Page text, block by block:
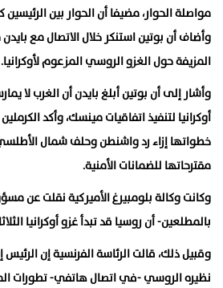
مواصلة الحوار، مضيفا أن الحوار بين الرئيسين
وأضاف أن بوتين استنكر خلال الاتصال مع
المزيفة حول الغزو الروسي المزعوم لأوكرانيا.
وأشار إلى أن بوتين أبلغ بايدن أن الغرب لا
أوكرانيا لتنفيذ اتفاقيات مينسك، وأكد
مقترحاتها للضمانات الأمنية.
وكانت وكالة بلومبيرغ الأميركية نقلت عن
بالمطلعين- أن روسيا قد تبدأ غزو أوكرانيا
وقبيل ذلك، قالت الرئاسة الفرنسية إن
نظيره الروسي -في اتصال هاتفي- تطورات